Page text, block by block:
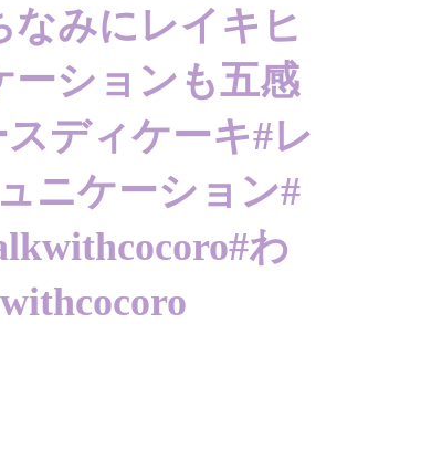
みに レイキヒ
ションも 五感
スディケーキ #レ
ニケーション #
#わ